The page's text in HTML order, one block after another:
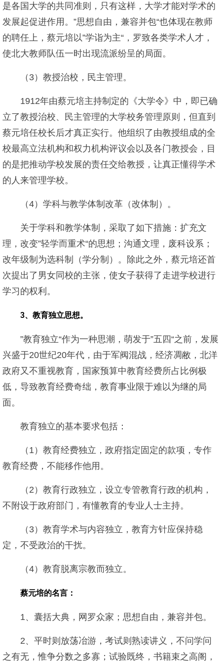
是各国大学的共同准则，只有这样，大学才能对学术的
发展起促进作用。”思想自由，兼容并包“也体现在教师
的聘任上，蔡元培以”学诣为主“，罗致各类学术人才，
使北大教师队伍一时出现流派纷呈的局面。
（3）教授治校，民主管理。
1912年由蔡元培主持制定的《大学令》中，即已确
立了教授治校、民主管理的大学校务管理原则，但直到
蔡元培任校长后才真正实行。他组织了由教授组成的全
校最高立法机构和权力机构评议会以及各门教授会，目
的是把推动学校发展的责任交给教授，让真正懂得学术
的人来管理学校。
（4）学科与教学体制改革（改体制）。
关于学科和教学体制，采取了如下措施：扩充文
理，改变”轻学而重术“的思想；沟通文理，废科设系；
改年级制为选科制（学分制）。除此之外，蔡元培还首
次提出了男女同校的主张，使女子获得了走进学校进行
学习的权利。
3、教育独立思想。
”教育独立“作为一种思潮，萌发于”五四“之前，发展
兴盛于20世纪20年代，由于军阀混战，经济凋敝，北洋
政府又不重视教育，国家预算中教育经费所占比例极
低，导致教育经费奇绌，教育事业限于难以为继的局
面。
教育独立的基本要求包括：
（1）教育经费独立，政府指定固定的款项，专作
教育经费，不能移作他用。
（2）教育行政独立，设立专管教育行政的机构，
不附设于政府部门，有懂教育的专业人士主持。
（3）教育学术与内容独立，教育方针应保持稳
定，不受政治的干扰。
（4）教育脱离宗教而独立。
蔡元培的名言：
1、囊括大典，网罗众家；思想自由，兼容并包。
2、平时则放荡冶游，考试则熟读讲义，不问学问
之有无，惟争分数之多寡；试验既终，书籍束之高阁，